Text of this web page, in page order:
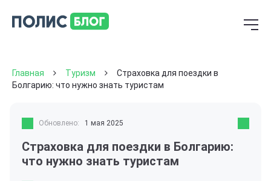
Главная Туризм
Страховка для поездки в
Болгарию: что нужно знать туристам
Обновлено: 1 мая 2025
Страховка для поездки в Болгарию:
что нужно знать туристам